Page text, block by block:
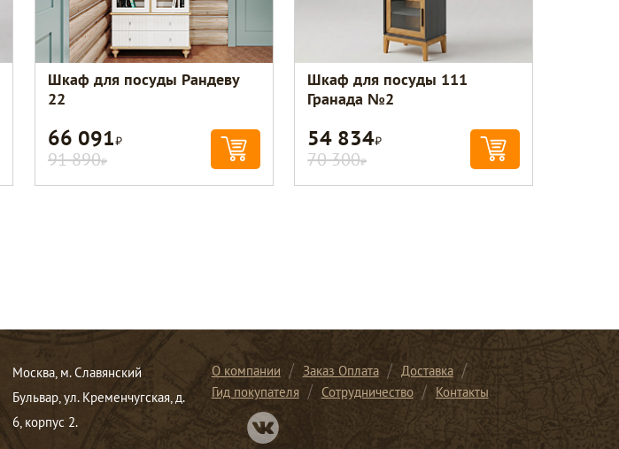
Шкаф для посуды Рандеву
22
66 091Р
91 890Р
Шкаф для посуды 111
Гранада №2
54 834Р
70 300Р
Москва, м. Славянский
Бульвар, ул. Кременчугская, д.
6, корпус 2.
О компании Заказ Оплата
Доставка
Гид покупателя
Сотрудничество
Контакты
Перейти в нашу группу Вконтакте